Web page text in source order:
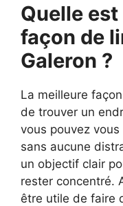
Quelle
façon de
Galeron ?
La meilleure
de trouver un
vous pouvez
sans aucune
un objectif clair
rester concentré.
être utile de faire